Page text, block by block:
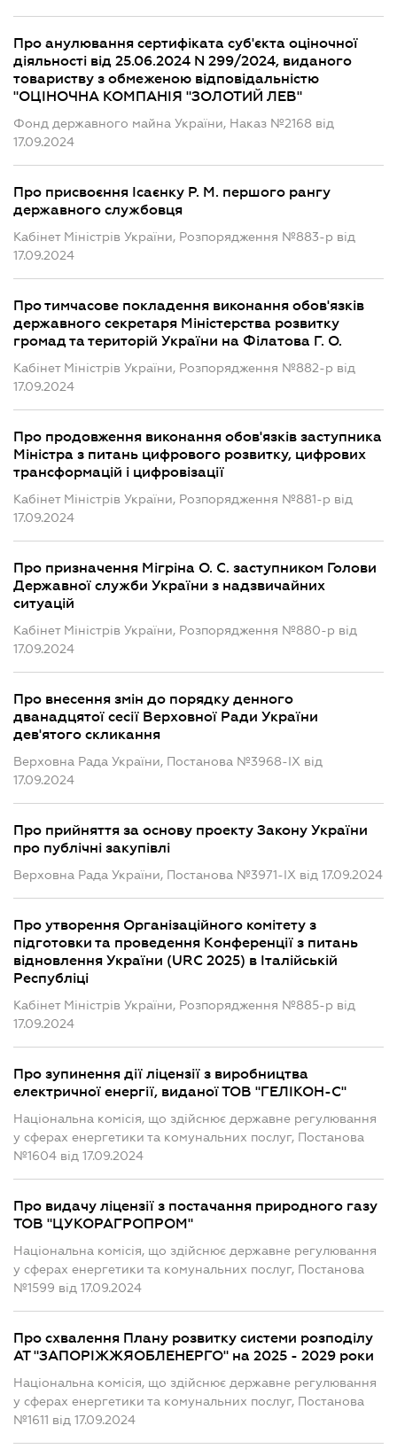
Про анулювання сертифіката суб'єкта оціночної
діяльності від 25.06.2024 N 299/2024, виданого
товариству з обмеженою відповідальністю
"ОЦІНОЧНА КОМПАНІЯ "ЗОЛОТИЙ ЛЕВ"
Фонд державного майна України, Наказ №2168 від
17.09.2024
Про присвоєння Ісаєнку Р. М. першого рангу
державного службовця
Кабінет Міністрів України, Розпорядження №883-р від
17.09.2024
Про тимчасове покладення виконання обов'язків
державного секретаря Міністерства розвитку
громад та територій України на Філатова Г. О.
Кабінет Міністрів України, Розпорядження №882-р від
17.09.2024
Про продовження виконання обов'язків заступника
Міністра з питань цифрового розвитку, цифрових
трансформацій і цифровізації
Кабінет Міністрів України, Розпорядження №881-р від
17.09.2024
Про призначення Мігріна О. С. заступником Голови
Державної служби України з надзвичайних
ситуацій
Кабінет Міністрів України, Розпорядження №880-р від
17.09.2024
Про внесення змін до порядку денного
дванадцятої сесії Верховної Ради України
дев'ятого скликання
Верховна Рада України, Постанова №3968-IX від
17.09.2024
Про прийняття за основу проекту Закону України
про публічні закупівлі
Верховна Рада України, Постанова №3971-IX від 17.09.2024
Про утворення Організаційного комітету з
підготовки та проведення Конференції з питань
відновлення України (URC 2025) в Італійській
Республіці
Кабінет Міністрів України, Розпорядження №885-р від
17.09.2024
Про зупинення дії ліцензії з виробництва
електричної енергії, виданої ТОВ "ГЕЛІКОН-С"
Національна комісія, що здійснює державне регулювання
у сферах енергетики та комунальних послуг, Постанова
№1604 від 17.09.2024
Про видачу ліцензії з постачання природного газу
ТОВ "ЦУКОРАГРОПРОМ"
Національна комісія, що здійснює державне регулювання
у сферах енергетики та комунальних послуг, Постанова
№1599 від 17.09.2024
Про схвалення Плану розвитку системи розподілу
АТ "ЗАПОРІЖЖЯОБЛЕНЕРГО" на 2025 - 2029 роки
Національна комісія, що здійснює державне регулювання
у сферах енергетики та комунальних послуг, Постанова
№1611 від 17.09.2024